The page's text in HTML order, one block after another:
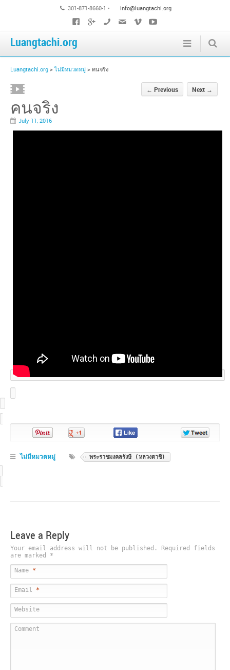
301-871-8660-1 • info@luangtachi.org
Luangtachi.org
Luangtachi.org >ไม่มีหมวดหมู่ > คนจริง
← Previous Next →
คนจริง
July 11, 2016
Share
ไม่มีหมวดหมู่ พระราชมงคลรังษี (หลวงตาชี)
Leave a Reply
Your email address will not be published. Required fields
are marked *
Name *
Email *
Website
Comment